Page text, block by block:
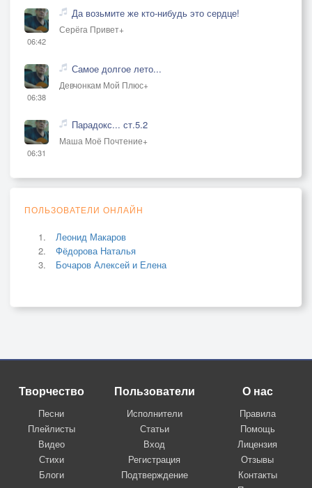
06:42
Да возьмите же кто-нибудь это сердце!
Серёга Привет+
06:38
Самое долгое лето...
Девчонкам Мой Плюс+
06:31
Парадокс... ст.5.2
Маша Моё Почтение+
ПОЛЬЗОВАТЕЛИ ОНЛАЙН
Леонид Макаров
Фёдорова Наталья
Бочаров Алексей и Елена
Творчество
Песни
Плейлисты
Видео
Стихи
Блоги
Пользователи
Исполнители
Статьи
Вход
Регистрация
Подтверждение
О нас
Правила
Помощь
Лицензия
Отзывы
Контакты